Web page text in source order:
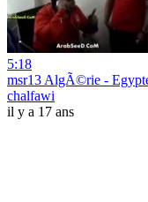
5:18
msr13 AlgÃ©rie -
chalfawi
il y a 17 ans